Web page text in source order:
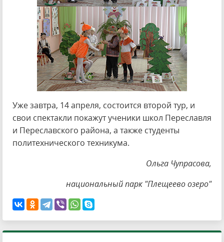
Уже завтра, 14 апреля, состоится второй тур, и
свои спектакли покажут ученики школ Переславля
и Переславского района, а также студенты
политехнического техникума.
Ольга Чупрасова,
национальный парк "Плещеево озеро"